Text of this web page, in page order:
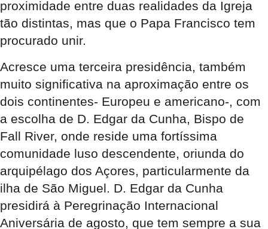
proximidade entre duas realidades da Igreja
tão distintas, mas que o Papa Francisco tem
procurado unir.
Acresce uma terceira presidência, também
muito significativa na aproximação entre os
dois continentes- Europeu e americano-, com
a escolha de D. Edgar da Cunha, Bispo de
Fall River, onde reside uma fortíssima
comunidade luso descendente, oriunda do
arquipélago dos Açores, particularmente da
ilha de São Miguel. D. Edgar da Cunha
presidirá à Peregrinação Internacional
Aniversária de agosto, que tem sempre a sua